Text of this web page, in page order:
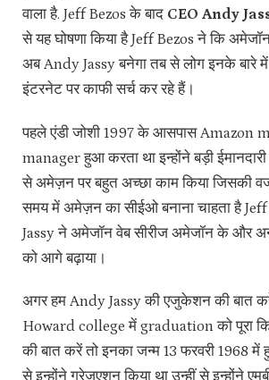
वाला है. Jeff Bezos के बाद CEO Andy
से यह घोषणा किया है Jeff Bezos ने कि
अब Andy Jassy बनेगा तब से लोग इनके बारे
इंटरनेट पर काफी सर्च कर रहे हैं।
पहले एंडी जोशी 1997 के आसपास Amazon
manager हुआ करता था इन्होंने बड़ी
से अमेज़न पर बहुत अच्छा काम किया जिसकी
समय में अमेज़न का सीईओ बनाना चाहता है
Jassy ने अमेजॉन वेब सीरीज अमेजॉन के और
को आगे बढ़ाया।
अगर हम Andy Jassy की एजुकेशन की बात करें
Howard college में graduation को पूरा
की बात करें तो इनका जन्म 13 फरवरी 1968
से इन्होंने ग्रेजुएशन किया था उन्हीं से इन्होंने